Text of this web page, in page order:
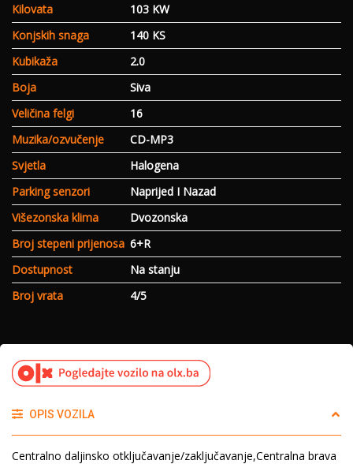
Kilovata
103 KW
Konjskih snaga
140 KS
Kubikaža
2.0
Boja
Siva
Veličina felgi
16
Muzika/ozvučenje
CD-MP3
Svjetla
Halogena
Parking senzori
Naprijed I Nazad
Višezonska klima
Dvozonska
Broj stepeni prijenosa 6+R
Dostupnost
Na stanju
Broj vrata
4/5
OPIS VOZILA
Centralno daljinsko otključavanje/zaključavanje,Centralna brava